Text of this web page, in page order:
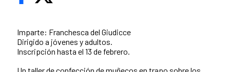
Imparte: Franchesca del Giudicce
Dirigido a jóvenes y adultos.
Inscripción hasta el 13 de febrero.